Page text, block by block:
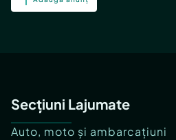
Secțiuni Lajumate
Auto, moto și ambarcațiuni